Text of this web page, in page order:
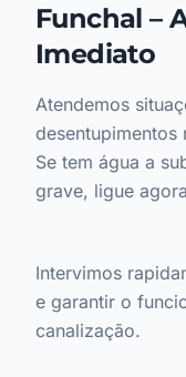
Funchal –
Imediato
Atendemos
desentupimentos
Se tem água a
grave, ligue
Intervimos
e garantir o
canalização.